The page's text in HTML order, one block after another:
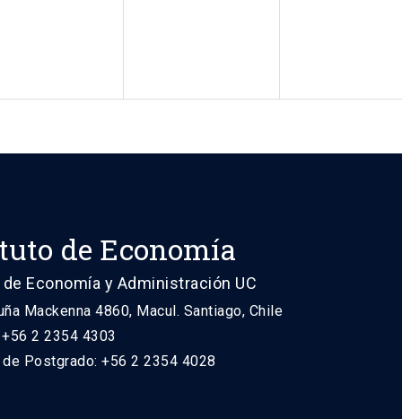
de Economía
Economía y Administración UC
Mackenna 4860, Macul. Santiago, Chile
2 2354 4303
Postgrado: +56 2 2354 4028